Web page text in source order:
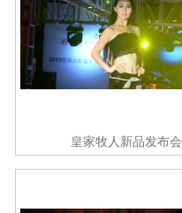
皇家牧人新品发布会